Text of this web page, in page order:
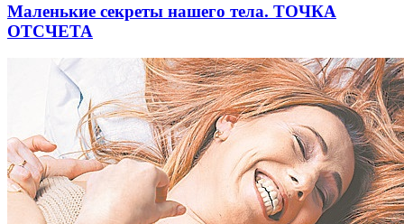
Маленькие секреты нашего тела. ТОЧКА
ОТСЧЕТА